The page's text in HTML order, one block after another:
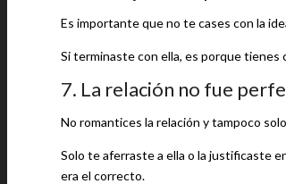
Es importante que no te cases con la
Si terminaste con ella, es porque tienes
7. La relación no fue
No romantices la relación y tampoco
Solo te aferraste a ella o la justificaste
era el correcto.